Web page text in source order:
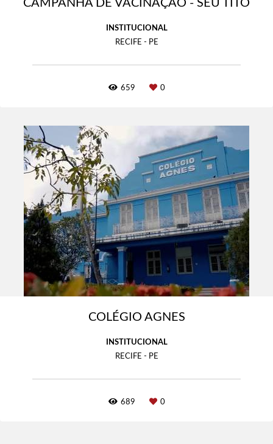
CAMPANHA DE VACINAÇÃO - SEU TITO
INSTITUCIONAL
RECIFE - PE
659 0
COLÉGIO AGNES
INSTITUCIONAL
RECIFE - PE
689 0